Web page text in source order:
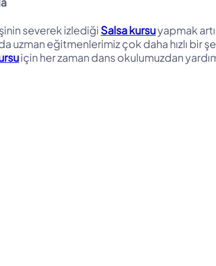
severek izlediği Salsa kursuyapmak
uzman eğitmenlerimiz çok daha hızlı
için her zaman dans okulumuzdan